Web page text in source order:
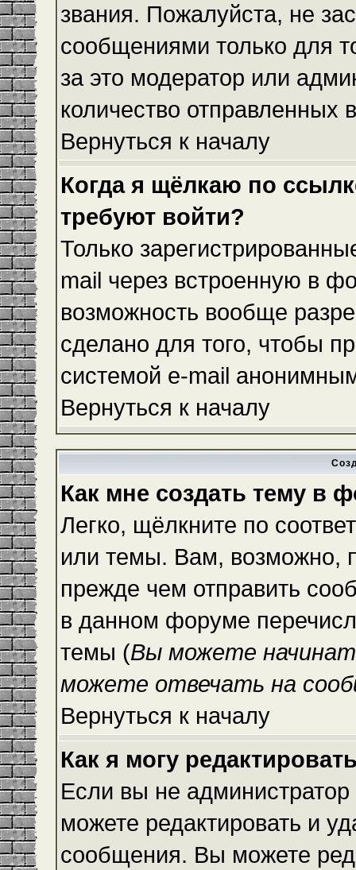
звания. Пожалуйста, не
сообщениями только для
за это модератор или
количество
Вернуться к началу
Когда я щёлкаю по
требуют войти?
Только
mail через встроенную в
возможность вообще
сделано для того, чтобы
системой e-mail
Вернуться к началу
Как мне создать тему в
Легко, щёлкните по
или темы. Вам, возможно,
прежде чем отправить
в данном форуме
темы (Вы можете
можете отвечать на
Вернуться к началу
Как я могу
Если вы не
можете редактировать и
сообщения. Вы можете